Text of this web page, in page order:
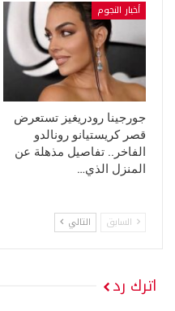
أخبار النجوم
جورجينا رودريغيز تستعرض
قصر كريستيانو رونالدو
الفاخر.. تفاصيل مذهلة عن
المنزل الذي…
السابق التالي
اترك رد